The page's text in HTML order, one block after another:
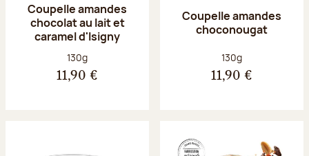
Coupelle amandes
chocolat au lait et
caramel d'Isigny
Poids net :
130g
11,90 €
Coupelle amandes
choconougat
Poids net :
130g
11,90 €